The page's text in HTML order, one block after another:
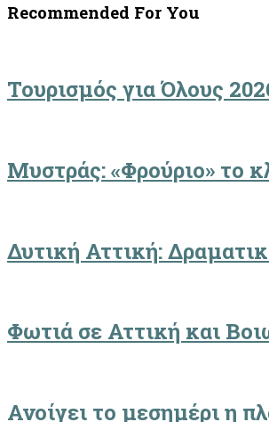
Recommended For You
Τουρισμός για Όλους
Μυστράς: «Φρούριο» το
Δυτική Αττική:
Φωτιά σε Αττική και
Ανοίγει το μεσημέρι η